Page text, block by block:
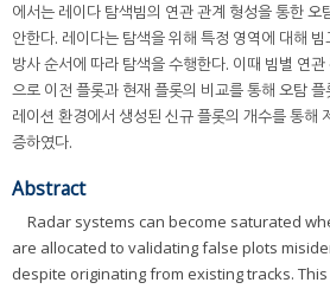
에서는 레이다 탐색빔의 연관 관계 형성을 통한 오
안한다. 레이다는 탐색을 위해 특정 영역에 대해
방사 순서에 따라 탐색을 수행한다. 이때 빔별 연
으로 이전 플롯과 현재 플롯의 비교를 통해 오탐
레이션 환경에서 생성된 신규 플롯의 개수를 통해
증하였다.
Abstract
Radar systems can become saturated
are allocated to validating false plots
despite originating from existing tracks.